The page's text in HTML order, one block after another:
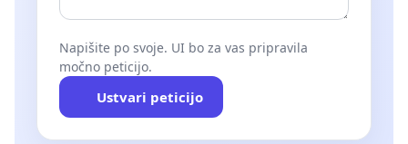
Napišite po svoje. UI bo za vas pripravila
močno peticijo.
Ustvari peticijo